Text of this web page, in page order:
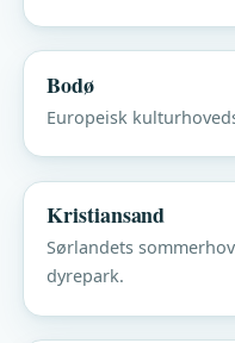
Bodø
Europeisk
Kristiansand
Sørlandets
dyrepark.